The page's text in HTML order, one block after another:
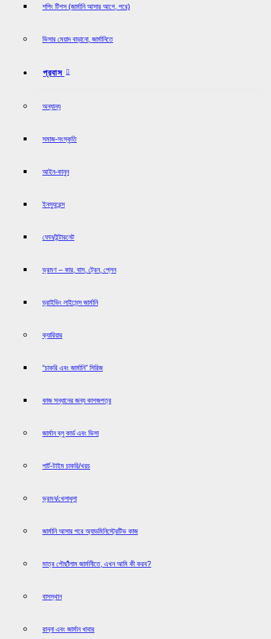
শপিং টিপস (জার্মানি আসার আগে, পরে)
ভিসার মেয়াদ বাড়ানো, জার্মানিতে
প্রবাস
অন্যান্য
সমাজ-সংস্কৃতি
আইন-কানুন
ইনস্যুরেন্স
ফোন/ইন্টারনেট
ভ্রমণ – কার, বাস, ট্রেন, প্লেন
ড্রাইভিং লাইসেন্স জার্মানি
ক্যারিয়ার
“চাকরি এবং জার্মানি” সিরিজ
কাজ সন্ধানের জন্য কাগজপত্র
জার্মান ব্লু কার্ড এবং ভিসা
পার্ট-টাইম চাকরি/খরচ
ভ্রমন/খেলাধুলা
জার্মানি আসার পরে অ্যাডমিনিস্ট্রেটিভ কাজ
মাত্র পৌছাঁঁলাম জার্মানীতে, এখন আমি কী করব?
বাসস্থান
রান্না এবং জার্মান খাবার